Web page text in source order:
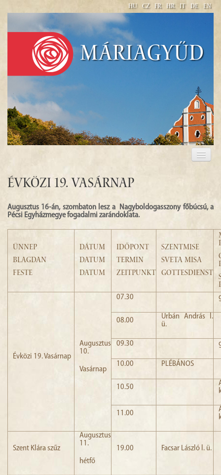
HU CZ FR HR IT DE EN
Máriagyűd
Évközi 19. Vasárnap
Augusztus 16-án, szombaton lesz a Nagyboldogasszony főbúcsú, a
Pécsi Egyházmegye fogadalmi zarándoklata.
ÜNNEP
BLAGDAN
FESTE
DÁTUM
DATUM
DATUM
IDŐPONT
TERMIN
ZEITPUNKT
SZENTMISE
SVETA MISA
GOTTESDIENST
Évközi 19. Vasárnap
Augusztus
10.
Vasárnap
07.30
08.00
Urbán András l.
ü.
09.30
10.00 PLÉBÁNOS
10.50
11.00
Szent Klára szűz
Augusztus
11.
hétfő
19.00 Facsar László l. ü.